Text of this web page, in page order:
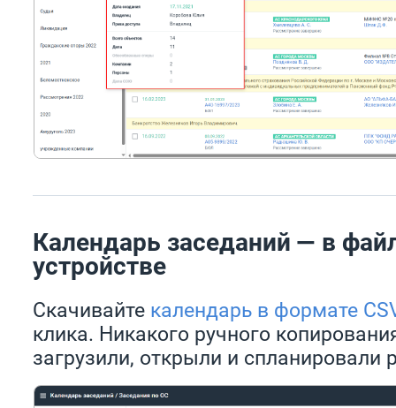
Календарь заседаний — в
устройстве
Скачивайте календарь в формате
клика. Никакого ручного
загрузили, открыли и спланировали